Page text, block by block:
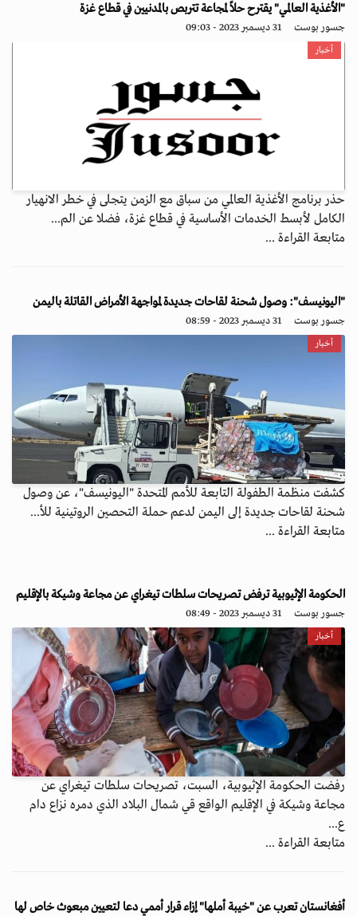
"الأغذية العالمي" يقترح حلاً لمجاعة تتربص بالمدنيين في قطاع غزة
جسور بوست 31 ديسمبر 2023 - 09:03
أخبار
حذر برنامج الأغذية العالمي من سباق مع الزمن يتجلى في خطر الانهيار
الكامل لأبسط الخدمات الأساسية في قطاع غزة، فضلا عن الم...
متابعة القراءة ...
"اليونيسف": وصول شحنة لقاحات جديدة لمواجهة الأمراض القاتلة باليمن
جسور بوست 31 ديسمبر 2023 - 08:59
أخبار
كشفت منظمة الطفولة التابعة للأمم المتحدة "اليونيسف"، عن وصول
شحنة لقاحات جديدة إلى اليمن لدعم حملة التحصين الروتينية للأ...
متابعة القراءة ...
الحكومة الإثيوبية ترفض تصريحات سلطات تيغراي عن مجاعة وشيكة بالإقليم
جسور بوست 31 ديسمبر 2023 - 08:49
أخبار
رفضت الحكومة الإثيوبية، السبت، تصريحات سلطات تيغراي عن
مجاعة وشيكة في الإقليم الواقع قي شمال البلاد الذي دمره نزاع دام
ع...
متابعة القراءة ...
أفغانستان تعرب عن "خيبة أملها" إزاء قرار أممي دعا لتعيين مبعوث خاص لها